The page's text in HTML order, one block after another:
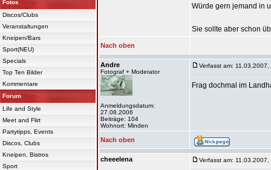
Fotos
Discos/Clubs
Veranstaltungen
Kneipen/Bars
Sport(NEU)
Specials
Top Ten Bilder
Kommentare
Forum
Life and Style
Meet and Flirt
Partytipps, Events
Discos, Clubs
Kneipen, Bistros
Sport
Würde gern jemand in
Sie sollte aber schon
Nach oben
Andre
Fotograf + Moderator
Anmeldungsdatum:
27.08.2006
Beiträge: 104
Wohnort: Minden
Verfasst am: 11.03.2007,
Frag dochmal im
Nach oben
cheeelena Verfasst am: 11.03.2007,